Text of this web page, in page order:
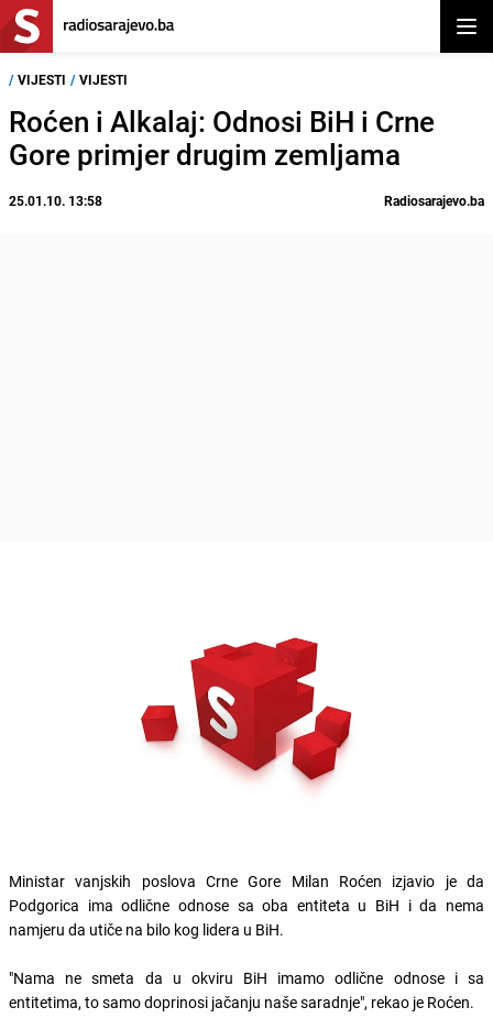
/ VIJESTI / VIJESTI
Roćen i Alkalaj: Odnosi BiH i Crne
Gore primjer drugim zemljama
25.01.10. 13:58 Radiosarajevo.ba
Ministar vanjskih poslova Crne Gore Milan Roćen izjavio je da
Podgorica ima odlične odnose sa oba entiteta u BiH i da nema
namjeru da utiče na bilo kog lidera u BiH.
"Nama ne smeta da u okviru BiH imamo odlične odnose i sa
entitetima, to samo doprinosi jačanju naše saradnje", rekao je Roćen.